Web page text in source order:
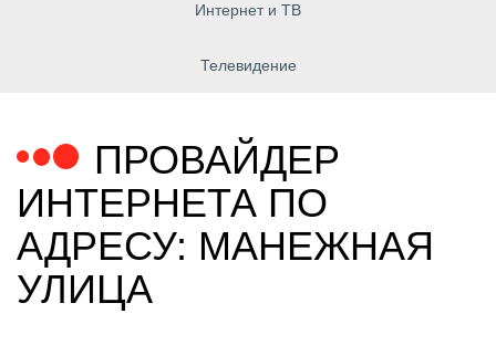
Интернет и ТВ
Телевидение
ПРОВАЙДЕР
ИНТЕРНЕТА ПО
АДРЕСУ: МАНЕЖНАЯ
УЛИЦА